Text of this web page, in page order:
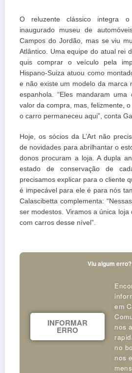
O reluzente clássico integra
inaugurado museu de
Campos do Jordão, mas se viu
Atlântico. Uma equipe do atual rei
quis comprar o veículo pela
Hispano-Suiza atuou como
e não existe um modelo da marca
espanhola. “Eles mandaram
valor da compra, mas, felizmente,
o carro permaneceu aqui”, conta
Hoje, os sócios da L’Art não
de novidades para abrilhantar o
donos procuram a loja. A dupla
estado de conservação de
precisamos explicar para o cliente
é impecável para ele é para nós
Calascibetta complementa:
ser modestos. Viramos a única loja
com carros desse nível”.
Viu algum erro?
INFORMAR
ERRO
em
nos
no
nos